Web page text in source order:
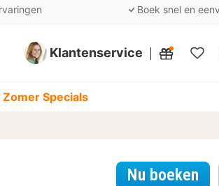
Boek snel en
Klantenservice
Mijn
Specials
Nu boeken